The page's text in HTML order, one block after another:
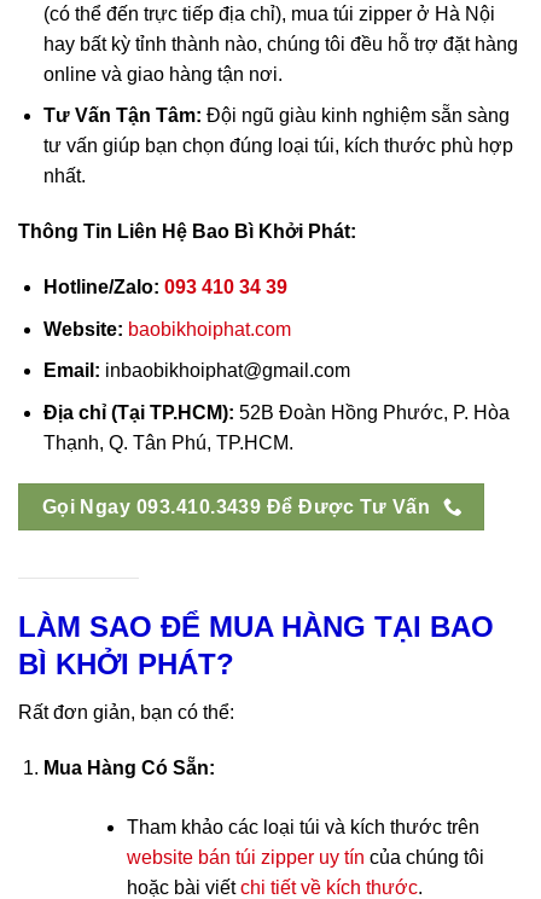
(có thể đến trực tiếp địa chỉ), mua túi zipper ở Hà Nội
hay bất kỳ tỉnh thành nào, chúng tôi đều hỗ trợ đặt hàng
online và giao hàng tận nơi.
Tư Vấn Tận Tâm: Đội ngũ giàu kinh nghiệm sẵn sàng
tư vấn giúp bạn chọn đúng loại túi, kích thước phù hợp
nhất.
Thông Tin Liên Hệ Bao Bì Khởi Phát:
Hotline/Zalo: 093 410 34 39
Website: baobikhoiphat.com
Email: inbaobikhoiphat@gmail.com
Địa chỉ (Tại TP.HCM): 52B Đoàn Hồng Phước, P. Hòa
Thạnh, Q. Tân Phú, TP.HCM.
Gọi Ngay 093.410.3439 Để Được Tư Vấn
LÀM SAO ĐỂ MUA HÀNG TẠI BAO
BÌ KHỞI PHÁT?
Rất đơn giản, bạn có thể:
Mua Hàng Có Sẵn:
Tham khảo các loại túi và kích thước trên
website bán túi zipper uy tín của chúng tôi
hoặc bài viếtchi tiết về kích thước.